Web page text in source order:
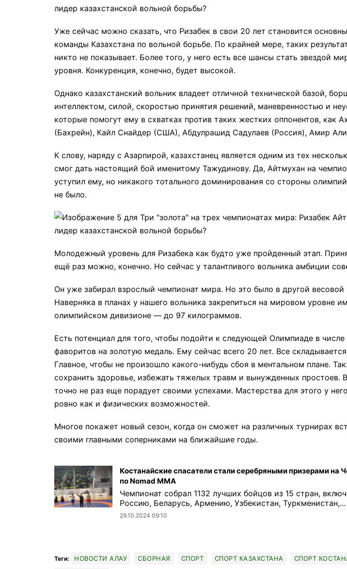
Уже сейчас можно сказать, что Ризабек в свои 20 лет становится
команды Казахстана по вольной борьбе. По крайней мере, таких
никто не показывает. Более того, у него есть все шансы стать звездой
уровня. Конкуренция, конечно, будет высокой.
Однако казахстанский вольник владеет отличной технической базой,
интеллектом, силой, скоростью принятия решений, маневренностью и
которые помогут ему в схватках против таких жестких оппонентов, как
(Бахрейн), Кайл Снайдер (США), Абдулрашид Садулаев (Россия), Амир
К слову, наряду с Азарпирой, казахстанец является одним из тех
смог дать настоящий бой именитому Тажудинову. Да, Айтмухан на
уступил ему, но никакого тотального доминирования со стороны
не было.
Молодежный уровень для Ризабека как будто уже пройденный этап.
ещё раз можно, конечно. Но сейчас у талантливого вольника амбиции
Он уже забирал взрослый чемпионат мира. Но это было в другой весовой
Наверняка в планах у нашего вольника закрепиться на мировом уровне
олимпийском дивизионе — до 97 килограммов.
Есть потенциал для того, чтобы подойти к следующей Олимпиаде в числе
фаворитов на золотую медаль. Ему сейчас всего 20 лет. Все складывается
Главное, чтобы не произошло какого-нибудь сбоя в ментальном плане.
сохранить здоровье, избежать тяжелых травм и вынужденных простоев.
точно не раз еще порадует своими успехами. Мастерства для этого у
ровно как и физических возможностей.
Многое покажет новый сезон, когда он сможет на различных турнирах
своими главными соперниками на ближайшие годы.
Костанайские спасатели стали серебряными призерами на
по Nomad MMA
Чемпионат собрал 1132 лучших бойцов из 15 стран,
Россию, Беларусь, Армению, Узбекистан, Туркменистан,...
29.10.2024 09:10
Теги: НОВОСТИ АЛАУ СБОРНАЯ СПОРТ СПОРТ КАЗАХСТАНА СПОРТ